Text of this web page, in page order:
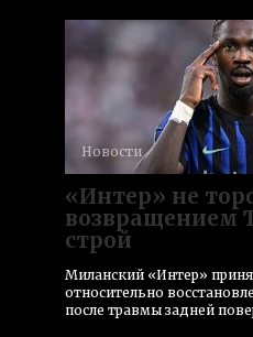
Новости
«Интер» не
возвращением
строй
Миланский «Интер»
относительно
после травмы задней